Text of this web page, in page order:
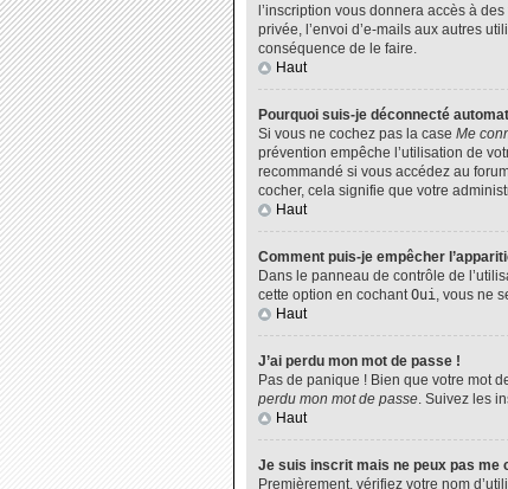
l’inscription vous donnera accès à
privée, l’envoi d’e-mails aux autres
conséquence de le faire.
Haut
Pourquoi suis-je déconnecté
Si vous ne cochez pas la case Me
prévention empêche l’utilisation de
recommandé si vous accédez au
cocher, cela signifie que votre
Haut
Comment puis-je empêcher
Dans le panneau de contrôle de
cette option en cochantOui, vous ne
Haut
J’ai perdu mon mot de passe !
Pas de panique ! Bien que votre mot
perdu mon mot de passe. Suivez les
Haut
Je suis inscrit mais ne peux pas me
Premièrement, vérifiez votre nom